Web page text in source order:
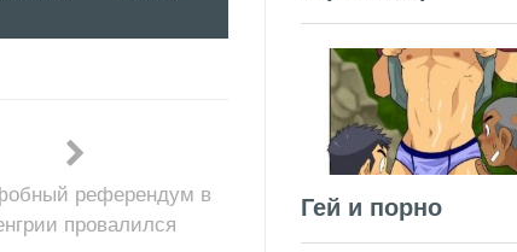
референдум в
провалился
Гей и порно